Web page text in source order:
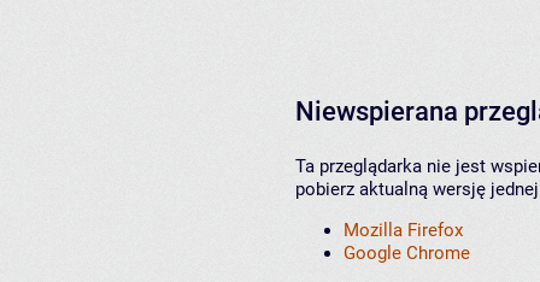
Niewspierana
Ta przeglądarka nie jest
pobierz aktualną wersję
Mozilla Firefox
Google Chrome